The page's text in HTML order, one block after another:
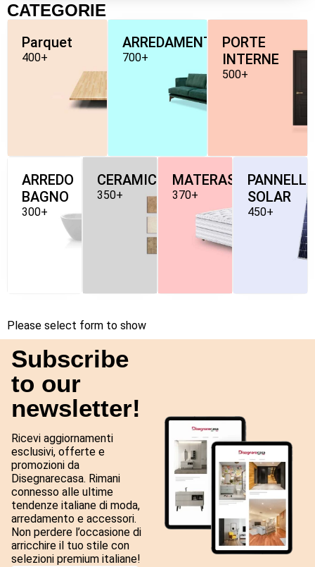
CATEGORIE
Parquet
400+
ARREDAMENTO
700+
PORTE
INTERNE
500+
ARREDO
BAGNO
300+
CERAMICHE
350+
MATERASSI
370+
PANNELLI-
SOLAR
450+
Please select form to show
Subscribe
to our
newsletter!
Ricevi aggiornamenti
esclusivi, offerte e
promozioni da
Disegnarecasa. Rimani
connesso alle ultime
tendenze italiane di moda,
arredamento e accessori.
Non perdere l’occasione di
arricchire il tuo stile con
selezioni premium italiane!